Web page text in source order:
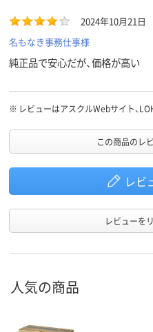
2024年10月21日
名もなき事務仕事様
純正品で安心だが、価格が高い
※ レビューはアスクルWebサイト、
この商品のレ
レビ
レビューを
人気の商品